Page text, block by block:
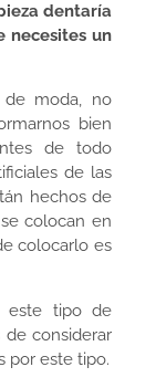
dentaría
necesites un
de moda, no
bien
de todo
de las
hechos de
colocan en
colocarlo es
este tipo de
considerar
por este tipo.